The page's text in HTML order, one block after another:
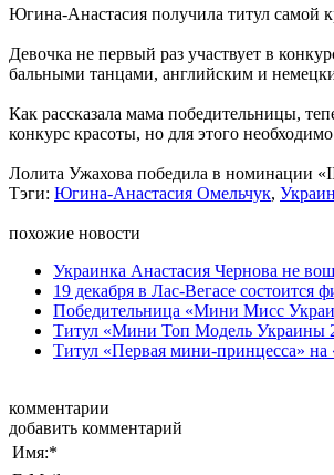
Югина-Анастасия получила титул самой
Девочка не первый раз участвует в
бальными танцами, английским и
Как рассказала мама победительницы,
конкурс красоты, но для этого
Лолита Ужахова победила в номинации
Тэги: Югина-Анастасия Омельчук,
похожие новости
Украинка Анастасия Чернова не
19 декабря в Лас-Вегасе состоится
Победительница «Мини Мисс
Титул «Мини Топ Модель Украины
Титул «Первая мини-принцесса» на
комментарии
добавить комментарий
Имя:*